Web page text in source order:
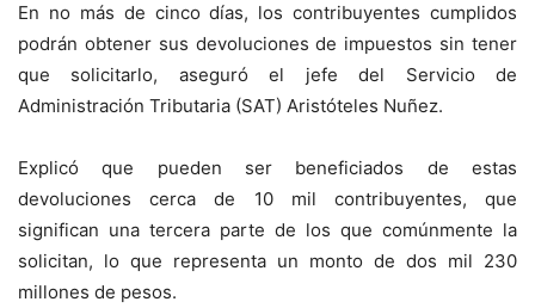
En no más de cinco días, los contribuyentes cumplidos
podrán obtener sus devoluciones de impuestos sin tener
que solicitarlo, aseguró el jefe del Servicio de
Administración Tributaria (SAT) Aristóteles Nuñez.
Explicó que pueden ser beneficiados de estas
devoluciones cerca de 10 mil contribuyentes, que
significan una tercera parte de los que comúnmente la
solicitan, lo que representa un monto de dos mil 230
millones de pesos.